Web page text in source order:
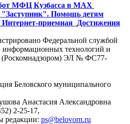
МФЦ Кузбасса в MAX
Помощь детям
Интернет-приемная Достижения
Федеральной службой
информационных технологий и
(Роскомнадзором) ЭЛ № ФС77-
Беловского муниципального
Анастасия Александровна
2-25-17,
редакции: ps@belovorn.ru